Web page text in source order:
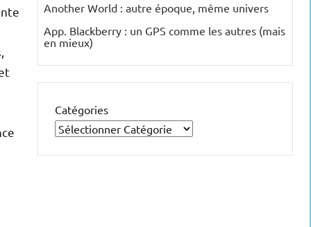
Another World : autre époque, même univers
App. Blackberry : un GPS comme les autres (mais
en mieux)
Catégories